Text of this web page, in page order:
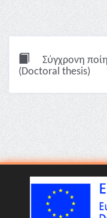
Σύγχρονη
(Doctoral thesis)